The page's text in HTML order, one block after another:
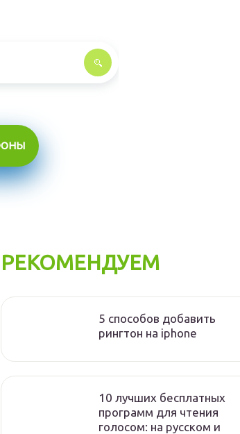
РЕКОМЕНДУЕМ
5 способов добавить
рингтон на iphone
10 лучших бесплатных
программ для чтения
голосом: на русском и